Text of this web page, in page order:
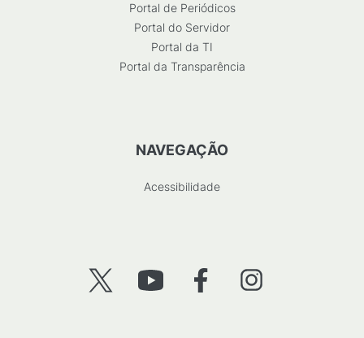
Portal de Periódicos
Portal do Servidor
Portal da TI
Portal da Transparência
NAVEGAÇÃO
Acessibilidade